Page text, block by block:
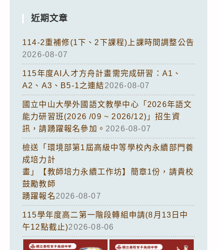
近期文章
114-2重補修(1下、2下課程)上課時間調整公告
2026-08-07
115年度AI人才方舟計畫需完成研習：A1、
A2、A3、B5-1之連結2026-08-07
國立中山大學外國語文教學中心「2026年語文
能力研習班(2026 /09 ~ 2026/12)」招生資
訊，請踴躍報名參加。 2026-08-07
檢送「環境部第1屆高級中等學校內永續部門養
成培力計
畫」【教師培力永續工作坊】簡章1份，請貴校
鼓勵教師
踴躍報名2026-08-07
115學年度高二第一階段轉組申請(8月13日中
午12點截止)2026-08-06